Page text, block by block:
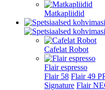
Matkapliidid
Cafelat Robot
Flair espresso
Flair 58 Flair 49
Signature Flair